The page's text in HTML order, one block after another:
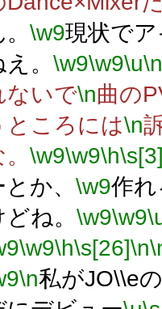
\w9現状で
。 \w9\w9\u\n
ないで\n曲の
ところには\n
\w9\w9\h
とか、 \w9作
どね。 \w9\w9
\w9\h\s[26]\n
\n私がJO\\e